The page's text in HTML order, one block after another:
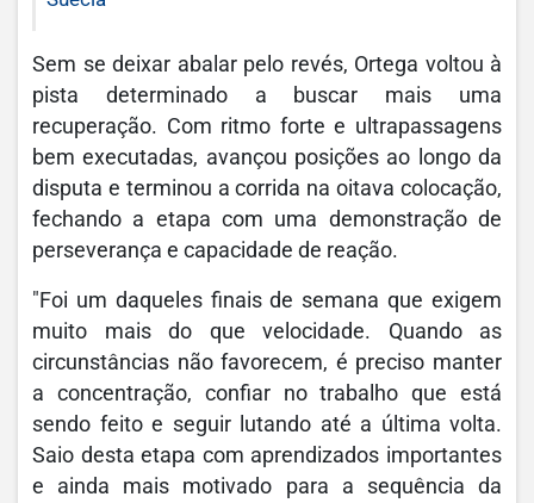
Sem se deixar abalar pelo revés, Ortega voltou à
pista determinado a buscar mais uma
recuperação. Com ritmo forte e ultrapassagens
bem executadas, avançou posições ao longo da
disputa e terminou a corrida na oitava colocação,
fechando a etapa com uma demonstração de
perseverança e capacidade de reação.
"Foi um daqueles finais de semana que exigem
muito mais do que velocidade. Quando as
circunstâncias não favorecem, é preciso manter
a concentração, confiar no trabalho que está
sendo feito e seguir lutando até a última volta.
Saio desta etapa com aprendizados importantes
e ainda mais motivado para a sequência da